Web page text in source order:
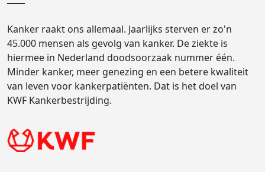
Kanker raakt ons allemaal. Jaarlijks sterven er zo'n
45.000 mensen als gevolg van kanker. De ziekte is
hiermee in Nederland doodsoorzaak nummer één.
Minder kanker, meer genezing en een betere kwaliteit
van leven voor kankerpatiënten. Dat is het doel van
KWF Kankerbestrijding.